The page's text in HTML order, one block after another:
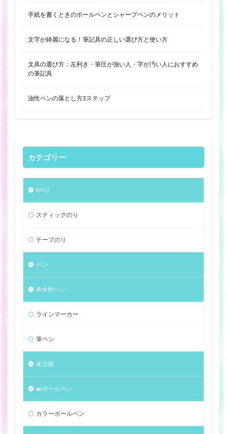
手紙を書くときのボールペンとシャープペンのメリット
文字が綺麗になる！筆記具の正しい選び方と使い方
文具の選び方：左利き・筆圧が強い人・字が汚い人におすすめ
の筆記具
油性ペンの落とし方3ステップ
カテゴリー
❗️のり
スティックのり
テープのり
ペン
♻️水性ペン
ラインマーカー
筆ペン
未分類
✒️ボールペン
カラーボールペン